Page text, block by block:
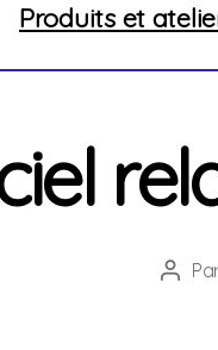
Produits et